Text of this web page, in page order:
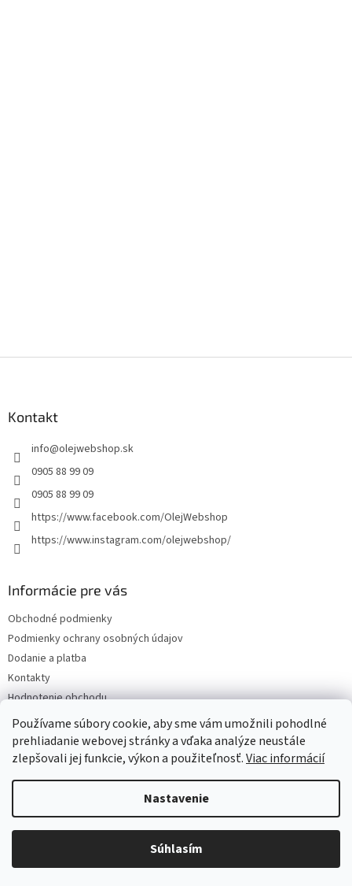
Používame súbory cookie, aby sme vám umožnili pohodlné
prehliadanie webovej stránky a vďaka analýze neustále
zlepšovali jej funkcie, výkon a použiteľnosť.Viac informácií
Nastavenie
Súhlasím
Kontakt
info@olejwebshop.sk
0905 88 99 09
0905 88 99 09
https://www.facebook.com/OlejWebshop
https://www.instagram.com/olejwebshop/
Informácie pre vás
Obchodné podmienky
Podmienky ochrany osobných údajov
Dodanie a platba
Kontakty
Hodnotenie obchodu
Blog
Copyright 2026Olejwebshop.sk. Všetky práva vyhradené.Upraviť
nastavenie cookies